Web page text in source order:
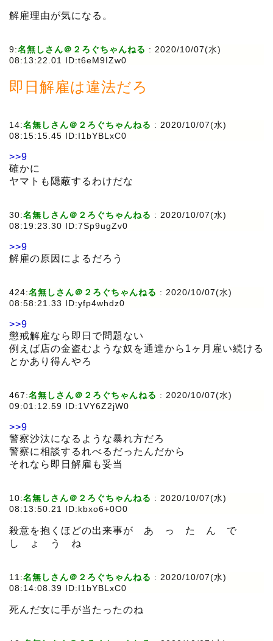
解雇理由が気になる。
9:名無しさん＠２ろぐちゃんねる : 2020/10/07(水)
08:13:22.01 ID:t6eM9IZw0
即日解雇は違法だろ
14:名無しさん＠２ろぐちゃんねる : 2020/10/07(水)
08:15:15.45 ID:I1bYBLxC0
>>9
確かに
ヤマトも隠蔽するわけだな
30:名無しさん＠２ろぐちゃんねる : 2020/10/07(水)
08:19:23.30 ID:7Sp9ugZv0
>>9
解雇の原因によるだろう
424:名無しさん＠２ろぐちゃんねる : 2020/10/07(水)
08:58:21.33 ID:yfp4whdz0
>>9
懲戒解雇なら即日で問題ない
例えば店の金盗むような奴を通達から1ヶ月雇い続ける
とかあり得んやろ
467:名無しさん＠２ろぐちゃんねる : 2020/10/07(水)
09:01:12.59 ID:1VY6Z2jW0
>>9
警察沙汰になるような暴れ方だろ
警察に相談するれべるだったんだから
それなら即日解雇も妥当
10:名無しさん＠２ろぐちゃんねる : 2020/10/07(水)
08:13:50.21 ID:kbxo6+0O0
殺意を抱くほどの出来事が あ っ た ん で
し ょ う ね
11:名無しさん＠２ろぐちゃんねる : 2020/10/07(水)
08:14:08.39 ID:I1bYBLxC0
死んだ女に手が当たったのね